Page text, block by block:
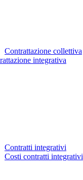
Contrattazione collettiva
integrativa
Contratti integrativi
Costi contratti integrativi